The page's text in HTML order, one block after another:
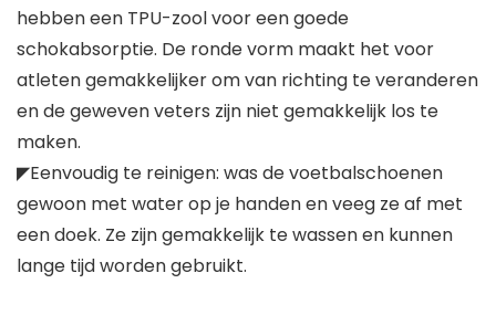
hebben een TPU-zool voor een goede
schokabsorptie. De ronde vorm maakt het voor
atleten gemakkelijker om van richting te veranderen
en de geweven veters zijn niet gemakkelijk los te
maken.
◤Eenvoudig te reinigen: was de voetbalschoenen
gewoon met water op je handen en veeg ze af met
een doek. Ze zijn gemakkelijk te wassen en kunnen
lange tijd worden gebruikt.